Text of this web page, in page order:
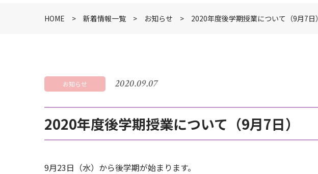
HOME 新着情報一覧 お知らせ 2020年度後学期授業について（9月7日）
お知らせ 2020.09.07
2020年度後学期授業について（9月7日）
9月23日（水）から後学期が始まります。